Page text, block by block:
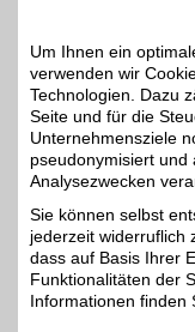
bis zu
Um Ihnen ein
verwenden wir
Technologien. Dazu
Seite und für die
Unternehmensziele
pseudonymisiert und
Analysezwecken
Sie können selbst
jederzeit widerruflich
dass auf Basis Ihrer
Funktionalitäten der
Informationen finden